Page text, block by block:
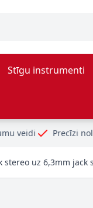
Stīgu instrumenti
noliktavas atlikumi
stereo uz 6,3mm jack